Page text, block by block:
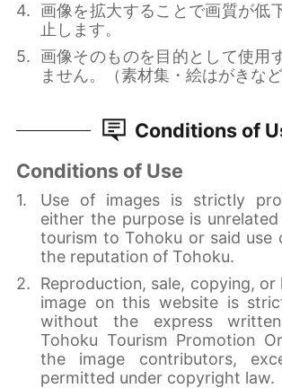
画像を拡大することで画質が低
止します。
画像そのものを目的として使用
ません。（素材集・絵はがきなど
Conditions of
Conditions of Use
Use of images is strictly
either the purpose is
tourism to Tohoku or said use
the reputation of Tohoku.
Reproduction, sale, copying, or
image on this website is
without the express
Tohoku Tourism Promotion
the image contributors,
permitted under copyright law.